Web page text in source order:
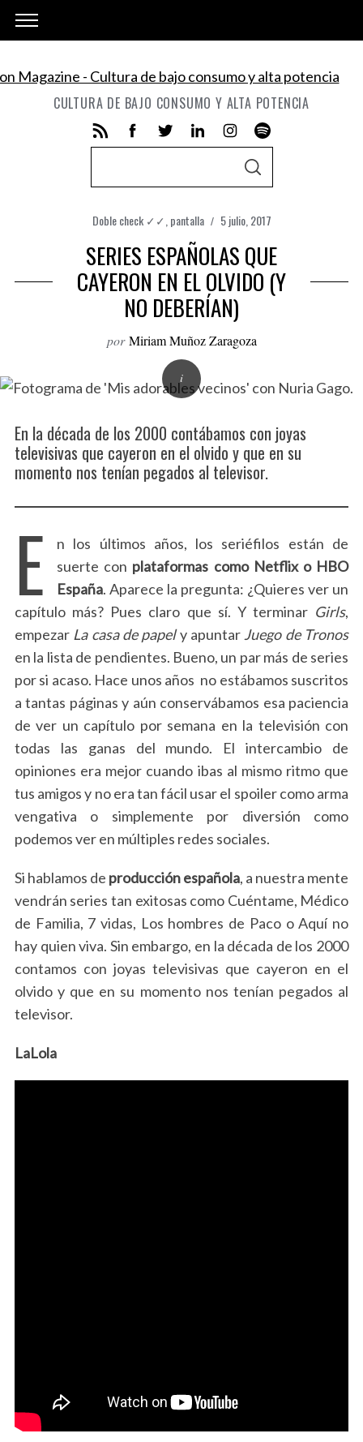
CULTURA DE BAJO CONSUMO Y ALTA POTENCIA
r
c
h
f
S
C
H
Doble check ✓✓ pantalla 5 julio, 2017
SERIES ESPAÑOLAS QUE
CAYERON EN EL OLVIDO (Y
NO DEBERÍAN)
por Miriam Muñoz Zaragoza
En la década de los 2000 contábamos con joyas
televisivas que cayeron en el olvido y que en su
momento nos tenían pegados al televisor.
E
n los últimos años, los seriéfilos están de
suerte con plataformas como Netflix o HBO
España. Aparece la pregunta: ¿Quieres ver un
capítulo más? Pues claro que sí. Y terminar Girls,
empezar La casa de papely apuntar Juego de Tronos
en la lista de pendientes. Bueno, un par más de series
por si acaso. Hace unos años no estábamos suscritos
a tantas páginas y aún conservábamos esa paciencia
de ver un capítulo por semana en la televisión con
todas las ganas del mundo. El intercambio de
opiniones era mejor cuando ibas al mismo ritmo que
tus amigos y no era tan fácil usar el spoiler como arma
vengativa o simplemente por diversión como
podemos ver en múltiples redes sociales.
Si hablamos de producción española, a nuestra mente
vendrán series tan exitosas como Cuéntame, Médico
de Familia, 7 vidas, Los hombres de Paco o Aquí no
hay quien viva. Sin embargo, en la década de los 2000
contamos con joyas televisivas que cayeron en el
olvido y que en su momento nos tenían pegados al
televisor.
LaLola